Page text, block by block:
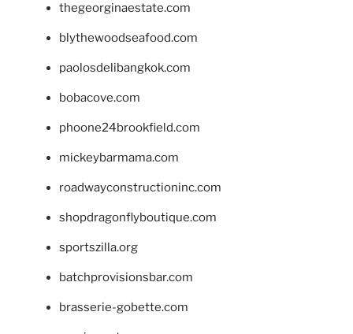
thegeorginaestate.com
blythewoodseafood.com
paolosdelibangkok.com
bobacove.com
phoone24brookfield.com
mickeybarmama.com
roadwayconstructioninc.com
shopdragonflyboutique.com
sportszilla.org
batchprovisionsbar.com
brasserie-gobette.com